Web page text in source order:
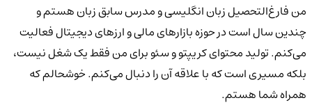
من فارغ‌التحصیل زبان انگلیسی و مدرس سابق زبان هستم و
چندین سال است در حوزه بازارهای مالی و ارزهای دیجیتال فعالیت
می‌کنم. تولید محتوای کریپتو و سئو برای من فقط یک شغل نیست،
بلکه مسیری است که با علاقه آن را دنبال می‌کنم. خوشحالم که
همراه شما هستم.